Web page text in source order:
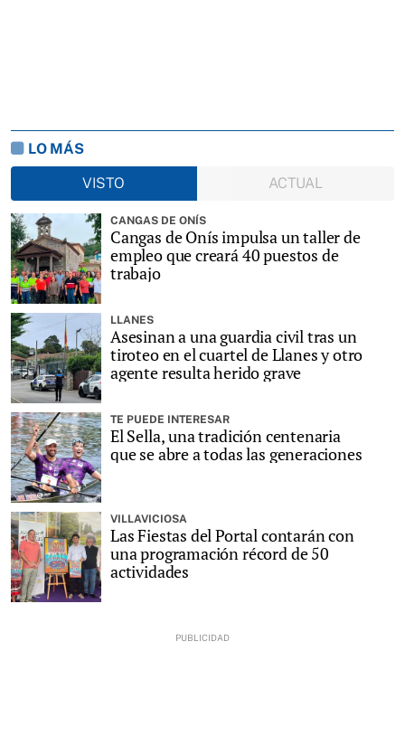
LO MÁS
VISTO
ACTUAL
CANGAS DE ONÍS
Cangas de Onís impulsa un taller de
empleo que creará 40 puestos de
trabajo
LLANES
Asesinan a una guardia civil tras un
tiroteo en el cuartel de Llanes y otro
agente resulta herido grave
TE PUEDE INTERESAR
El Sella, una tradición centenaria
que se abre a todas las generaciones
VILLAVICIOSA
Las Fiestas del Portal contarán con
una programación récord de 50
actividades